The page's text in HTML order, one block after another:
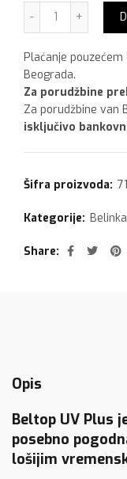
Belinka
Plaćanje
Beograda.
Za porudžbine
Za porudžbine van
isključivo
Šifra proizvoda:
Kategorije: Belinka
Share
Opis
Beltop UV Plus
posebno
lošijim